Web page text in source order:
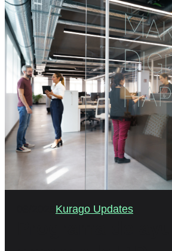
Kurago Updates